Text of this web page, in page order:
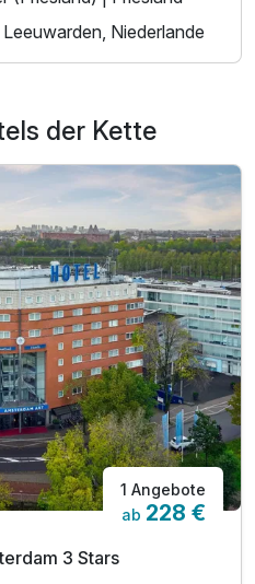
Leeuwarden, Niederlande
der Kette
1 Angebote
ab 228 €
3 Stars